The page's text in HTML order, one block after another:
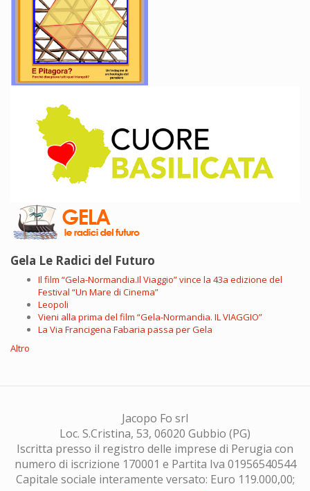
Gela Le Radici del Futuro
Il film “Gela-Normandia.Il Viaggio” vince la 43a edizione del
Festival “Un Mare di Cinema”
Leopoli
Vieni alla prima del film “Gela-Normandia. IL VIAGGIO”
La Via Francigena Fabaria passa per Gela
Altro
Jacopo Fo srl
Loc. S.Cristina, 53, 06020 Gubbio (PG)
Iscritta presso il registro delle imprese di Perugia con
numero di iscrizione 170001 e Partita Iva 01956540544
Capitale sociale interamente versato: Euro 119.000,00;